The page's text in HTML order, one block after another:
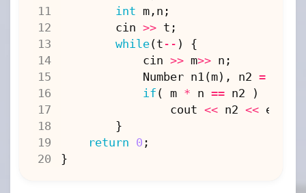
14
int m, n ;
cin >> t ;
while(t -- )
{
cin >> m>> n ;
Number n1 (m), n2 =
if ( m * n == n2
)
cout << n2 << endl
}
return 0 ;
}